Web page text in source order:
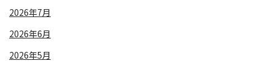
2026年7月
2026年6月
2026年5月